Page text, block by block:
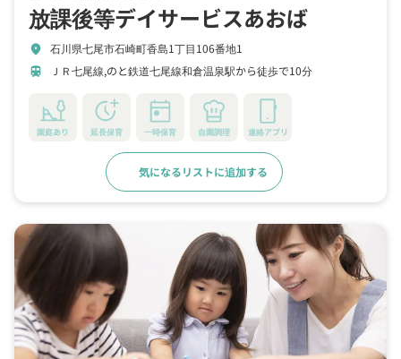
放課後等デイサービスあおば
location_on 石川県七尾市石崎町香島1丁目106番地1
train ＪＲ七尾線,のと鉄道七尾線和倉温泉駅から徒歩で10分
園庭あり 延長保育 一時保育 自園調理 連絡アプリ
気になるリストに追加する